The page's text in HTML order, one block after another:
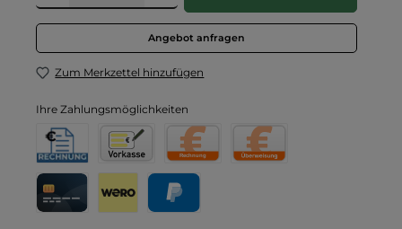
Angebot anfragen
Zum Merkzettel hinzufügen
Ihre Zahlungsmöglichkeiten
Rechnung
Rechnung für Behörden
Vorkasse